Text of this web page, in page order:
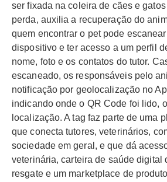
ser fixada na coleira de cães e
perda, auxilia a recuperação do
quem encontrar o pet pode
dispositivo e ter acesso a um perfil
nome, foto e os contatos do tutor.
escaneado, os responsáveis pelo
notificação por geolocalização no
indicando onde o QR Code foi lido,
localização. A tag faz parte de uma
que conecta tutores, veterinários,
sociedade em geral, e que dá
veterinária, carteira de saúde digital
resgate e um marketplace de